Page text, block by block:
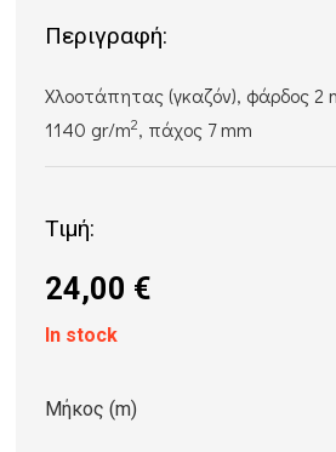
Περιγραφή:
Χλοοτάπητας (γκαζόν), φάρδος 2
1140 gr/m2, πάχος 7 mm
Τιμή:
24,00 €
In stock
Μήκος (m)